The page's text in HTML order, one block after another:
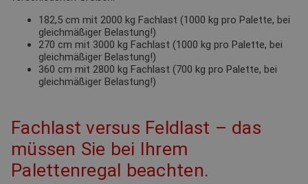
182,5 cm mit 2000 kg Fachlast (1000 kg pro Palette, bei
gleichmäßiger Belastung!)
270 cm mit 3000 kg Fachlast (1000 kg pro Palette, bei
gleichmäßiger Belastung!)
360 cm mit 2800 kg Fachlast (700 kg pro Palette, bei
gleichmäßiger Belastung!)
Fachlast versus Feldlast – das
müssen Sie bei Ihrem
Palettenregal beachten.